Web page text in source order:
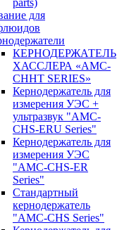
parts)
для
КЕРНОДЕРЖАТЕЛЬ
ХАССЛЕРА «AMC-
CHHT SERIES»
Кернодержатель для
измерения УЭС +
ультразвук "AMC-
CHS-ERU Series"
Кернодержатель для
измерения УЭС
"AMC-CHS-ER
Series"
Стандартный
кернодержатель
"AMC-CHS Series"